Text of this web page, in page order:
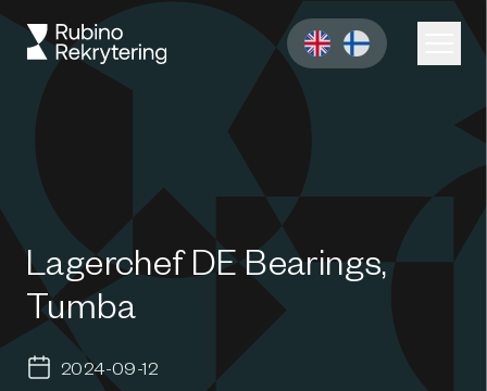
Lagerchef DE Bearings,
Tumba
2024-09-12